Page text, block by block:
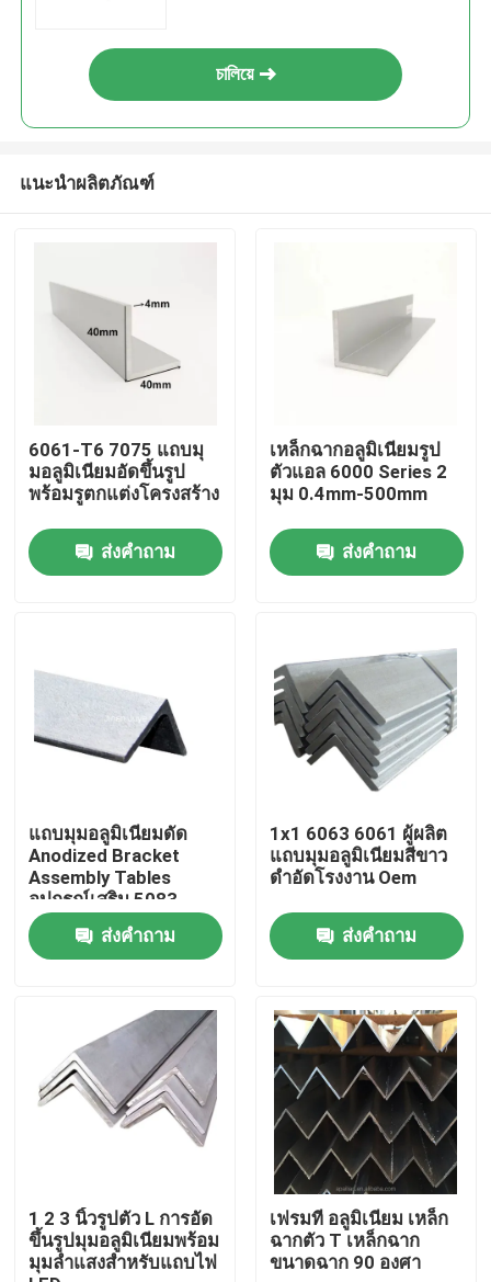
เกี่ยวกับเรา
ผลิตภัณฑ์
videos
คอยล์อลูมิเนียมเคลือบสี
ม้วนอลูมิเนียมรีดเย็น
ท่อกลมอลูมิเนียม
চালিয়ে
แนะนำผลิตภัณฑ์
6061-T6 7075 แถบมุ
มอลูมิเนียมอัดขึ้นรูป
พร้อมรูตกแต่งโครงสร้าง
ส่งคำถาม
เหล็กฉากอลูมิเนียมรูป
ตัวแอล 6000 Series 2
มุม 0.4mm-500mm
ส่งคำถาม
แถบมุมอลูมิเนียมดัด
Anodized Bracket
Assembly Tables
อุปกรณ์เสริม 5083
6061 T6
ส่งคำถาม
1x1 6063 6061 ผู้ผลิต
แถบมุมอลูมิเนียมสีขาว
ดำอัดโรงงาน Oem
ส่งคำถาม
1 2 3 นิ้วรูปตัว L การอัด
ขึ้นรูปมุมอลูมิเนียมพร้อม
มุมลำแสงสำหรับแถบไฟ
เฟรมที อลูมิเนียม เหล็ก
ฉากตัว T เหล็กฉาก
ขนาดฉาก 90 องศา